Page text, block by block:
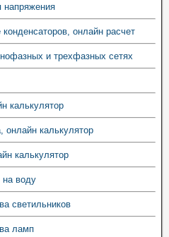
напряжения
онлайн расчет
и трехфазных сетях
калькулятор
онлайн калькулятор
калькулятор
воду
светильников
ламп